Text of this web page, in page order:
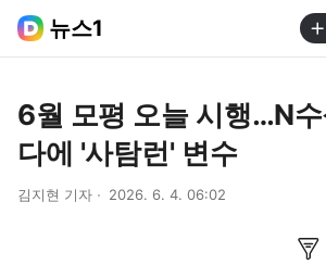
뉴스1
6월 모평 오늘 시행…N
다에 '사탐런' 변수
김지현 기자 2026. 6. 4. 06:02